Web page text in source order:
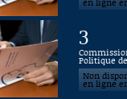
3
Politique
Non
en ligne